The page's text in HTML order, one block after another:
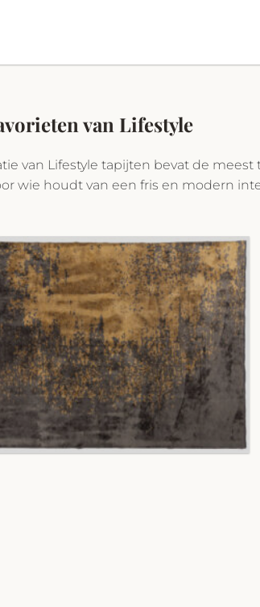
van Lifestyle
van Lifestyle tapijten bevat de
wie houdt van een fris en modern